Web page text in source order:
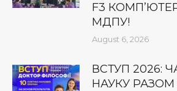
F3
МДПУ!
August 6, 2026
ВСТУП 2026:
НАУКУ